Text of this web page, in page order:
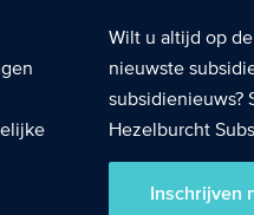
Wilt u altijd op
nieuwste
subsidienieuws?
Hezelburcht
Inschrijven